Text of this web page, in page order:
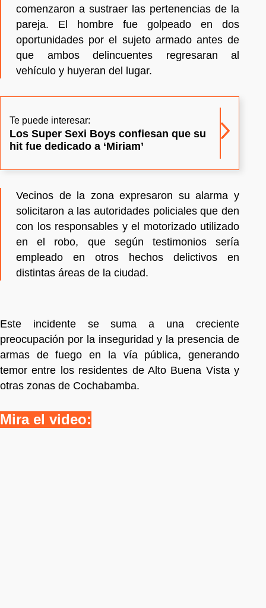
comenzaron a sustraer las pertenencias de la
pareja. El hombre fue golpeado en dos
oportunidades por el sujeto armado antes de
que ambos delincuentes regresaran al
vehículo y huyeran del lugar.
Te puede interesar:
Los Super Sexi Boys confiesan que su
hit fue dedicado a ‘Miriam’
Vecinos de la zona expresaron su alarma y
solicitaron a las autoridades policiales que den
con los responsables y el motorizado utilizado
en el robo, que según testimonios sería
empleado en otros hechos delictivos en
distintas áreas de la ciudad.
Este incidente se suma a una creciente
preocupación por la inseguridad y la presencia de
armas de fuego en la vía pública, generando
temor entre los residentes de Alto Buena Vista y
otras zonas de Cochabamba.
Mira el video: